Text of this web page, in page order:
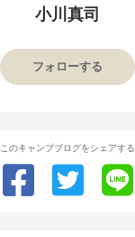
小川真司
フォローする
このキャンプブログをシェアする